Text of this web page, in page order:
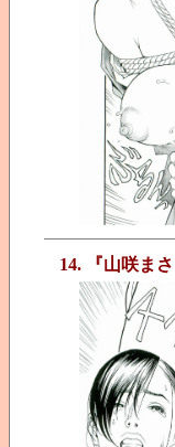
14. 『山咲ま